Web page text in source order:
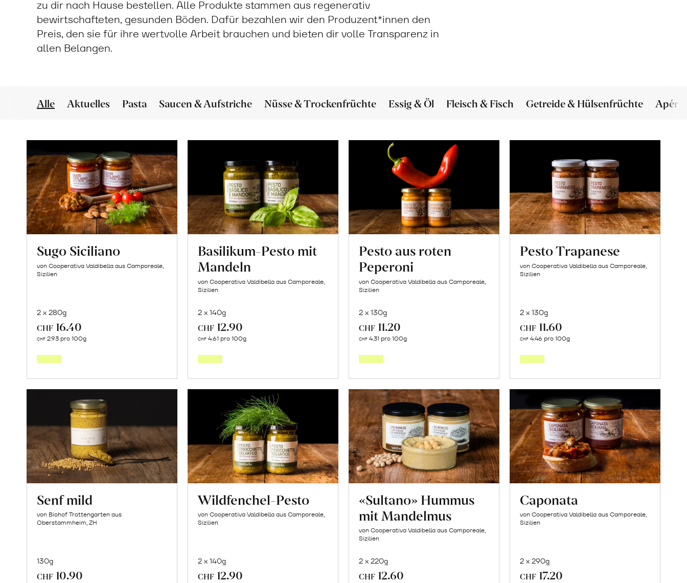
zu dir nach Hause bestellen. Alle Produkte stammen aus regenerativ
bewirtschafteten, gesunden Böden. Dafür bezahlen wir den Produzent*innen den
Preis, den sie für ihre wertvolle Arbeit brauchen und bieten dir volle Transparenz in
allen Belangen.
Alle Aktuelles Pasta Saucen & Aufstriche Nüsse & Trockenfrüchte Essig & Öl Fleisch & Fisch Getreide & Hülsenfrüchte Apéro
Sugo Siciliano
von Cooperativa Valdibella aus Camporeale,
Sizilien
2 x 280g
CHF 16.40
CHF 2.93 pro 100g
Basilikum-Pesto mit
Mandeln
von Cooperativa Valdibella aus Camporeale,
Sizilien
2 x 140g
CHF 12.90
CHF 4.61 pro 100g
Pesto aus roten
Peperoni
von Cooperativa Valdibella aus Camporeale,
Sizilien
2 x 130g
CHF 11.20
CHF 4.31 pro 100g
Pesto Trapanese
von Cooperativa Valdibella aus Camporeale,
Sizilien
2 x 130g
CHF 11.60
CHF 4.46 pro 100g
Senf mild
von Biohof Trottengarten aus
Oberstammheim, ZH
130g
CHF 10.90
Wildfenchel-Pesto
von Cooperativa Valdibella aus Camporeale,
Sizilien
2 x 140g
CHF 12.90
«Sultano» Hummus
mit Mandelmus
von Cooperativa Valdibella aus Camporeale,
Sizilien
2 x 220g
CHF 12.60
Caponata
von Cooperativa Valdibella aus Camporeale,
Sizilien
2 x 290g
CHF 17.20